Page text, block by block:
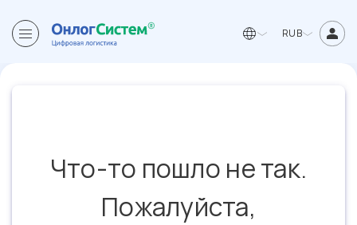
RUB
Что-то пошло не так.
Пожалуйста,